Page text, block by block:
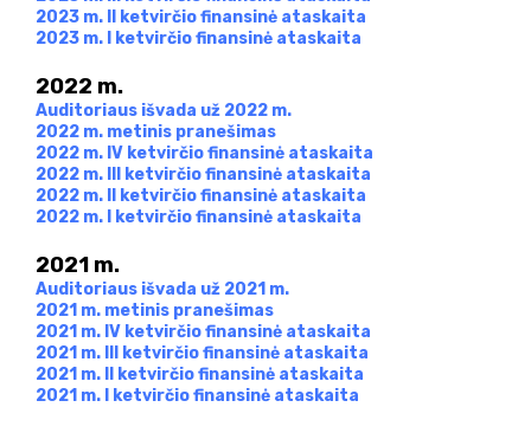
2023 m. II ketvirčio finansinė ataskaita
2023 m. I ketvirčio finansinė ataskaita
2022 m.
Auditoriaus išvada už 2022 m.
2022 m. metinis pranešimas
2022 m. IV ketvirčio finansinė ataskaita
2022 m. III ketvirčio finansinė ataskaita
2022 m. II ketvirčio finansinė ataskaita
2022 m. I ketvirčio finansinė ataskaita
2021 m.
Auditoriaus išvada už 2021 m.
2021 m. metinis pranešimas
2021 m. IV ketvirčio finansinė ataskaita
2021 m. III ketvirčio finansinė ataskaita
2021 m. II ketvirčio finansinė ataskaita
2021 m. I ketvirčio finansinė ataskaita